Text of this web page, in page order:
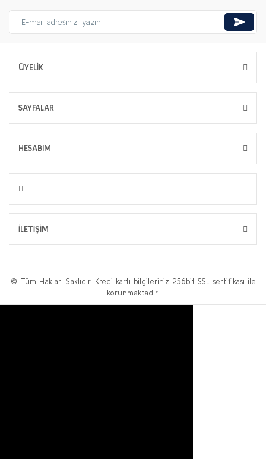
ÜYELİK
SAYFALAR
HESABIM
İLETİŞİM
© Tüm Hakları Saklıdır. Kredi kartı bilgileriniz 256bit SSL sertifikası ile
korunmaktadır.